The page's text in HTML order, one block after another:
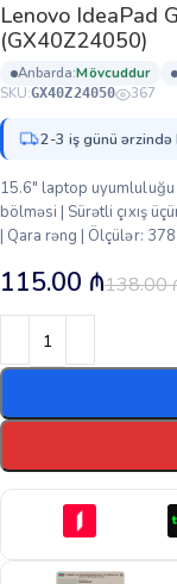
Lenovo IdeaPad
(GX40Z24050)
anbarda: mövcuddur
SKU:GX40Z24050 367
2-3 iş günü ərzində
15.6″ laptop uyumluluğu
bölməsi | Sürətli çıxış
| Qara rəng | Ölçülər:
138.00
115.00 ₼